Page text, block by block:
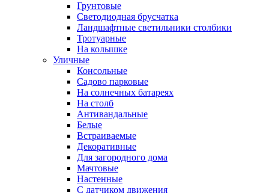
Грунтовые
Светодиодная брусчатка
Ландшафтные светильники столбики
Тротуарные
На колышке
Уличные
Консольные
Садово парковые
На солнечных батареях
На столб
Антивандальные
Белые
Встраиваемые
Декоративные
Для загородного дома
Мачтовые
Настенные
С датчиком движения